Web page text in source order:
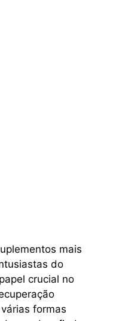
mais
do
crucial no
formas